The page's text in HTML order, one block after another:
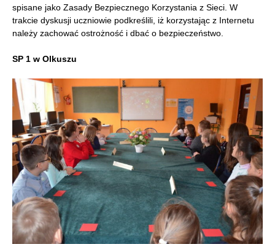
spisane jako Zasady Bezpiecznego Korzystania z Sieci. W
trakcie dyskusji uczniowie podkreślili, iż korzystając z Internetu
należy zachować ostrożność i dbać o bezpieczeństwo.
SP 1 w Olkuszu